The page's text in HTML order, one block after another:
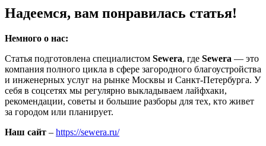
Надеемся, вам понравилась статья!
Немного о нас:
Статья подготовлена специалистом Sewera, где Sewera — это
компания полного цикла в сфере загородного благоустройства
и инженерных услуг на рынке Москвы и Санкт-Петербурга. У
себя в соцсетях мы регулярно выкладываем лайфхаки,
рекомендации, советы и большие разборы для тех, кто живет
за городом или планирует.
Наш сайт – https://sewera.ru/